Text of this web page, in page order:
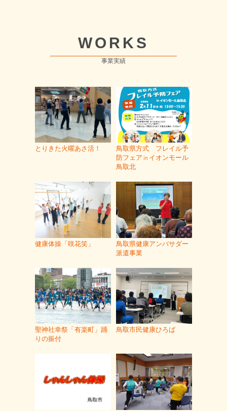
WORKS
事業実績
とりきた火曜あさ活！
鳥取県方式 フレイル予
防フェア㏌イオンモール
鳥取北
健康体操「咲花笑」
鳥取県健康アンバサダー
派遣事業
聖神社幸祭「有楽町」踊
りの振付
鳥取市民健康ひろば